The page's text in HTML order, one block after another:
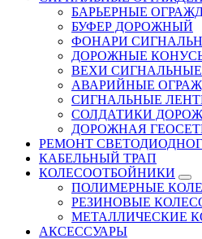
БАРЬЕРНЫЕ
БУФЕР ДОРОЖНЫЙ
ФОНАРИ
ДОРОЖНЫЕ
ВЕХИ СИГНАЛЬНЫЕ
АВАРИЙНЫЕ
СИГНАЛЬНЫЕ
СОЛДАТИКИ
ДОРОЖНАЯ
РЕМОНТ
КАБЕЛЬНЫЙ ТРАП
КОЛЕСООТБОЙНИКИ
ПОЛИМЕРНЫЕ
РЕЗИНОВЫЕ
МЕТАЛЛИЧЕСКИЕ
АКСЕССУАРЫ